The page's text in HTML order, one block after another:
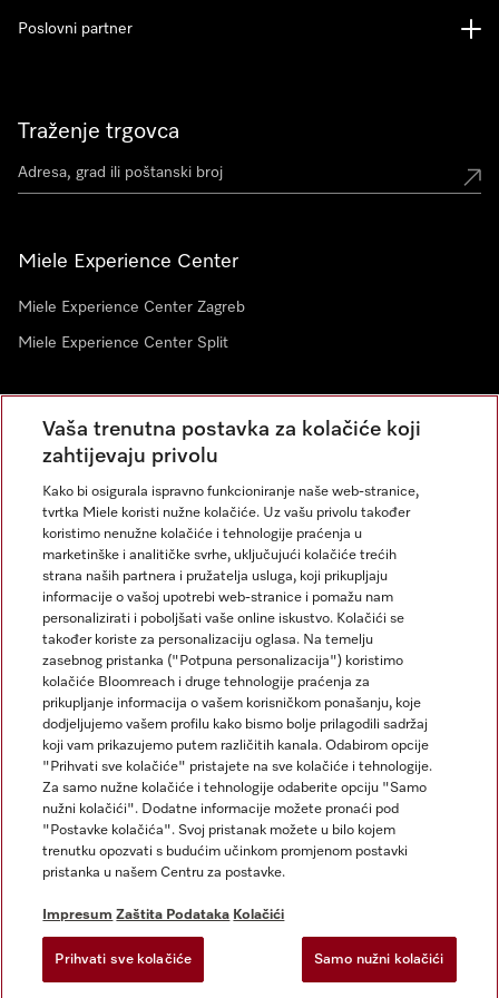
Traženje trgovca
Miele Experience Center
Miele Experience Center Zagreb
Miele Experience Center Split
Newsletter
Poslovni partner
Impresum
Opći uvjeti
Zaštita podataka
Uvjeti Korištenja
Izjava o pristupačnosti
Zakon o digitalnim uslugama
Postavke kolačića
Miele na Instagramu
Miele na Facebooku
Vaša trenutna postavka za kolačiće koji
zahtijevaju privolu
Kako bi osigurala ispravno funkcioniranje naše web-stranice,
tvrtka Miele koristi nužne kolačiće. Uz vašu privolu također
koristimo nenužne kolačiće i tehnologije praćenja u
marketinške i analitičke svrhe, uključujući kolačiće trećih
strana naših partnera i pružatelja usluga, koji prikupljaju
informacije o vašoj upotrebi web-stranice i pomažu nam
personalizirati i poboljšati vaše online iskustvo. Kolačići se
također koriste za personalizaciju oglasa. Na temelju
zasebnog pristanka ("Potpuna personalizacija") koristimo
kolačiće Bloomreach i druge tehnologije praćenja za
prikupljanje informacija o vašem korisničkom ponašanju, koje
dodjeljujemo vašem profilu kako bismo bolje prilagodili sadržaj
koji vam prikazujemo putem različitih kanala. Odabirom opcije
"Prihvati sve kolačiće" pristajete na sve kolačiće i tehnologije.
Za samo nužne kolačiće i tehnologije odaberite opciju "Samo
nužni kolačići". Dodatne informacije možete pronaći pod
"Postavke kolačića". Svoj pristanak možete u bilo kojem
trenutku opozvati s budućim učinkom promjenom postavki
pristanka u našem Centru za postavke.
Impresum Zaštita Podataka Kolačići
Prihvati sve kolačiće Samo nužni kolačići